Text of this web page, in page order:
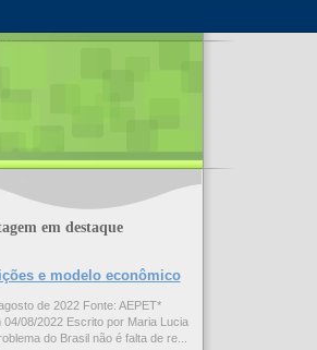
em destaque
e modelo econômico
de 2022 Fonte: AEPET*
04/08/2022 Escrito por Maria Lucia
do Brasil não é falta de re...